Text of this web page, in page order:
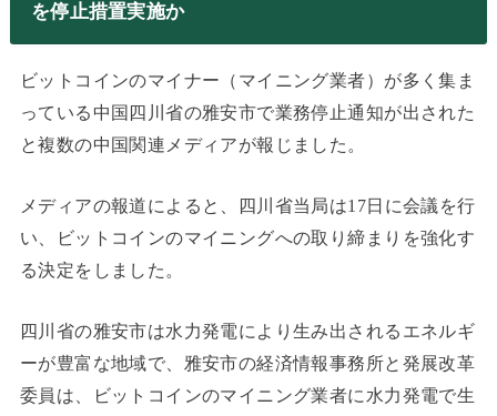
を停止措置実施か
ビットコインのマイナー（マイニング業者）が多く集ま
っている中国四川省の雅安市で業務停止通知が出された
と複数の中国関連メディアが報じました。
メディアの報道によると、四川省当局は17日に会議を行
い、ビットコインのマイニングへの取り締まりを強化す
る決定をしました。
四川省の雅安市は水力発電により生み出されるエネルギ
ーが豊富な地域で、雅安市の経済情報事務所と発展改革
委員は、ビットコインのマイニング業者に水力発電で生